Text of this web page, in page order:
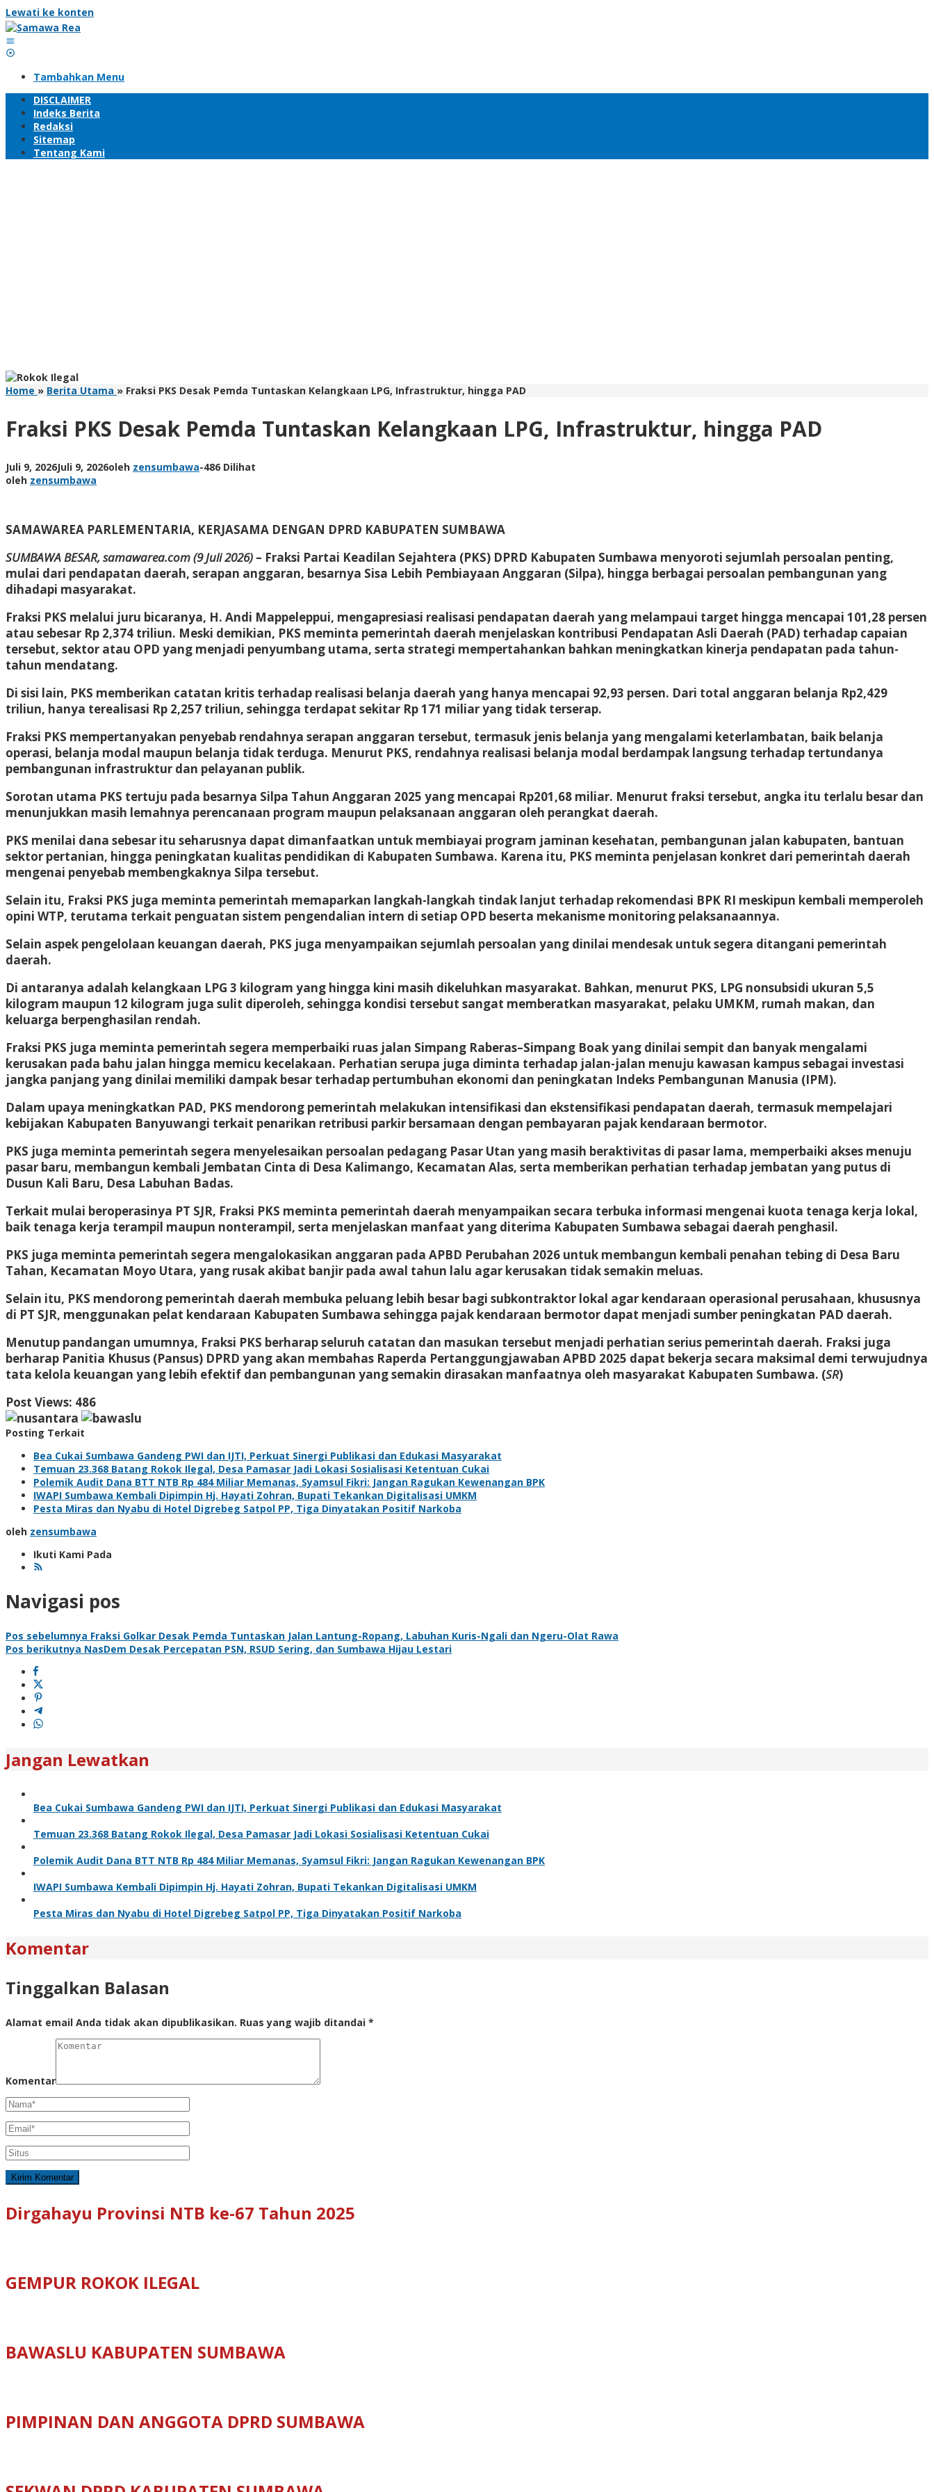
Lewati ke konten
Tambahkan Menu
DISCLAIMER
Indeks Berita
Redaksi
Sitemap
Tentang Kami
Home » Berita Utama » Fraksi PKS Desak Pemda Tuntaskan Kelangkaan LPG, Infrastruktur, hingga PAD
Fraksi PKS Desak Pemda Tuntaskan Kelangkaan LPG, Infrastruktur, hingga PAD
Juli 9, 2026Juli 9, 2026oleh zensumbawa-486 Dilihat
oleh zensumbawa
SAMAWAREA PARLEMENTARIA, KERJASAMA DENGAN DPRD KABUPATEN SUMBAWA
SUMBAWA BESAR, samawarea.com (9 Juli 2026) – Fraksi Partai Keadilan Sejahtera (PKS) DPRD Kabupaten Sumbawa menyoroti sejumlah persoalan penting,
mulai dari pendapatan daerah, serapan anggaran, besarnya Sisa Lebih Pembiayaan Anggaran (Silpa), hingga berbagai persoalan pembangunan yang
dihadapi masyarakat.
Fraksi PKS melalui juru bicaranya, H. Andi Mappeleppui, mengapresiasi realisasi pendapatan daerah yang melampaui target hingga mencapai 101,28 persen
atau sebesar Rp 2,374 triliun. Meski demikian, PKS meminta pemerintah daerah menjelaskan kontribusi Pendapatan Asli Daerah (PAD) terhadap capaian
tersebut, sektor atau OPD yang menjadi penyumbang utama, serta strategi mempertahankan bahkan meningkatkan kinerja pendapatan pada tahun-
tahun mendatang.
Di sisi lain, PKS memberikan catatan kritis terhadap realisasi belanja daerah yang hanya mencapai 92,93 persen. Dari total anggaran belanja Rp2,429
triliun, hanya terealisasi Rp 2,257 triliun, sehingga terdapat sekitar Rp 171 miliar yang tidak terserap.
Fraksi PKS mempertanyakan penyebab rendahnya serapan anggaran tersebut, termasuk jenis belanja yang mengalami keterlambatan, baik belanja
operasi, belanja modal maupun belanja tidak terduga. Menurut PKS, rendahnya realisasi belanja modal berdampak langsung terhadap tertundanya
pembangunan infrastruktur dan pelayanan publik.
Sorotan utama PKS tertuju pada besarnya Silpa Tahun Anggaran 2025 yang mencapai Rp201,68 miliar. Menurut fraksi tersebut, angka itu terlalu besar dan
menunjukkan masih lemahnya perencanaan program maupun pelaksanaan anggaran oleh perangkat daerah.
PKS menilai dana sebesar itu seharusnya dapat dimanfaatkan untuk membiayai program jaminan kesehatan, pembangunan jalan kabupaten, bantuan
sektor pertanian, hingga peningkatan kualitas pendidikan di Kabupaten Sumbawa. Karena itu, PKS meminta penjelasan konkret dari pemerintah daerah
mengenai penyebab membengkaknya Silpa tersebut.
Selain itu, Fraksi PKS juga meminta pemerintah memaparkan langkah-langkah tindak lanjut terhadap rekomendasi BPK RI meskipun kembali memperoleh
opini WTP, terutama terkait penguatan sistem pengendalian intern di setiap OPD beserta mekanisme monitoring pelaksanaannya.
Selain aspek pengelolaan keuangan daerah, PKS juga menyampaikan sejumlah persoalan yang dinilai mendesak untuk segera ditangani pemerintah
daerah.
Di antaranya adalah kelangkaan LPG 3 kilogram yang hingga kini masih dikeluhkan masyarakat. Bahkan, menurut PKS, LPG nonsubsidi ukuran 5,5
kilogram maupun 12 kilogram juga sulit diperoleh, sehingga kondisi tersebut sangat memberatkan masyarakat, pelaku UMKM, rumah makan, dan
keluarga berpenghasilan rendah.
Fraksi PKS juga meminta pemerintah segera memperbaiki ruas jalan Simpang Raberas–Simpang Boak yang dinilai sempit dan banyak mengalami
kerusakan pada bahu jalan hingga memicu kecelakaan. Perhatian serupa juga diminta terhadap jalan-jalan menuju kawasan kampus sebagai investasi
jangka panjang yang dinilai memiliki dampak besar terhadap pertumbuhan ekonomi dan peningkatan Indeks Pembangunan Manusia (IPM).
Dalam upaya meningkatkan PAD, PKS mendorong pemerintah melakukan intensifikasi dan ekstensifikasi pendapatan daerah, termasuk mempelajari
kebijakan Kabupaten Banyuwangi terkait penarikan retribusi parkir bersamaan dengan pembayaran pajak kendaraan bermotor.
PKS juga meminta pemerintah segera menyelesaikan persoalan pedagang Pasar Utan yang masih beraktivitas di pasar lama, memperbaiki akses menuju
pasar baru, membangun kembali Jembatan Cinta di Desa Kalimango, Kecamatan Alas, serta memberikan perhatian terhadap jembatan yang putus di
Dusun Kali Baru, Desa Labuhan Badas.
Terkait mulai beroperasinya PT SJR, Fraksi PKS meminta pemerintah daerah menyampaikan secara terbuka informasi mengenai kuota tenaga kerja lokal,
baik tenaga kerja terampil maupun nonterampil, serta menjelaskan manfaat yang diterima Kabupaten Sumbawa sebagai daerah penghasil.
PKS juga meminta pemerintah segera mengalokasikan anggaran pada APBD Perubahan 2026 untuk membangun kembali penahan tebing di Desa Baru
Tahan, Kecamatan Moyo Utara, yang rusak akibat banjir pada awal tahun lalu agar kerusakan tidak semakin meluas.
Selain itu, PKS mendorong pemerintah daerah membuka peluang lebih besar bagi subkontraktor lokal agar kendaraan operasional perusahaan, khususnya
di PT SJR, menggunakan pelat kendaraan Kabupaten Sumbawa sehingga pajak kendaraan bermotor dapat menjadi sumber peningkatan PAD daerah.
Menutup pandangan umumnya, Fraksi PKS berharap seluruh catatan dan masukan tersebut menjadi perhatian serius pemerintah daerah. Fraksi juga
berharap Panitia Khusus (Pansus) DPRD yang akan membahas Raperda Pertanggungjawaban APBD 2025 dapat bekerja secara maksimal demi terwujudnya
tata kelola keuangan yang lebih efektif dan pembangunan yang semakin dirasakan manfaatnya oleh masyarakat Kabupaten Sumbawa. (SR)
Post Views: 486
Posting Terkait
Bea Cukai Sumbawa Gandeng PWI dan IJTI, Perkuat Sinergi Publikasi dan Edukasi Masyarakat
Temuan 23.368 Batang Rokok Ilegal, Desa Pamasar Jadi Lokasi Sosialisasi Ketentuan Cukai
Polemik Audit Dana BTT NTB Rp 484 Miliar Memanas, Syamsul Fikri: Jangan Ragukan Kewenangan BPK
IWAPI Sumbawa Kembali Dipimpin Hj. Hayati Zohran, Bupati Tekankan Digitalisasi UMKM
Pesta Miras dan Nyabu di Hotel Digrebeg Satpol PP, Tiga Dinyatakan Positif Narkoba
oleh zensumbawa
Ikuti Kami Pada
Navigasi pos
Pos sebelumnya Fraksi Golkar Desak Pemda Tuntaskan Jalan Lantung-Ropang, Labuhan Kuris-Ngali dan Ngeru-Olat Rawa
Pos berikutnya NasDem Desak Percepatan PSN, RSUD Sering, dan Sumbawa Hijau Lestari
Jangan Lewatkan
Bea Cukai Sumbawa Gandeng PWI dan IJTI, Perkuat Sinergi Publikasi dan Edukasi Masyarakat
Temuan 23.368 Batang Rokok Ilegal, Desa Pamasar Jadi Lokasi Sosialisasi Ketentuan Cukai
Polemik Audit Dana BTT NTB Rp 484 Miliar Memanas, Syamsul Fikri: Jangan Ragukan Kewenangan BPK
IWAPI Sumbawa Kembali Dipimpin Hj. Hayati Zohran, Bupati Tekankan Digitalisasi UMKM
Pesta Miras dan Nyabu di Hotel Digrebeg Satpol PP, Tiga Dinyatakan Positif Narkoba
Komentar
Tinggalkan Balasan
Alamat email Anda tidak akan dipublikasikan. Ruas yang wajib ditandai *
Komentar
Dirgahayu Provinsi NTB ke-67 Tahun 2025
GEMPUR ROKOK ILEGAL
BAWASLU KABUPATEN SUMBAWA
PIMPINAN DAN ANGGOTA DPRD SUMBAWA